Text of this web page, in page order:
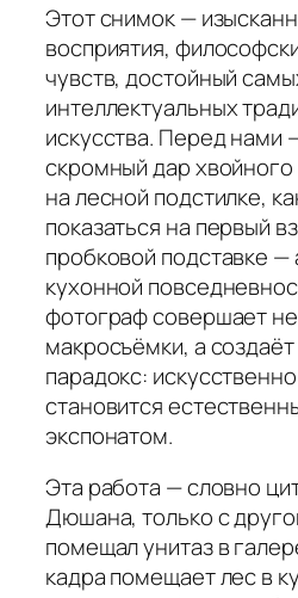
Этот снимок —
восприятия,
чувств, достойный
интеллектуальных
искусства. Перед нами
скромный дар
на лесной подстилке,
показаться на первый
пробковой подставке —
кухонной
фотограф совершает
макросъёмки, а
парадокс:
становится
экспонатом.
Эта работа — словно
Дюшана, только с
помещал унитаз в
кадра помещает лес в